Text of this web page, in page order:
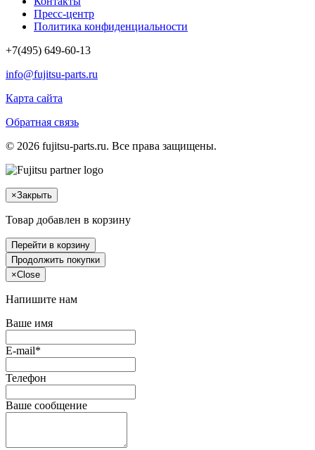
Пресс-центр
Политика конфиденциальности
+7(495) 649-60-13
info@fujitsu-parts.ru
Карта сайта
Обратная связь
© 2026 fujitsu-parts.ru. Все права защищены.
×Закрыть
Товар добавлен в корзину
Перейти в корзину
Продолжить покупки
×Close
Напишите нам
Ваше имя
E-mail*
Телефон
Ваше сообщение